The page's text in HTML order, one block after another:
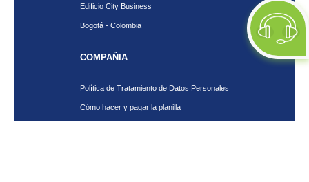
Edificio City Business
Bogotá - Colombia
COMPAÑIA
Política de Tratamiento de Datos Personales
Cómo hacer y pagar la planilla